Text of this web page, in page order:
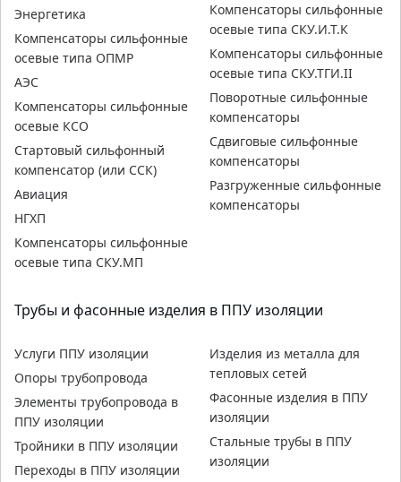
Энергетика
Компенсаторы сильфонные
осевые типа ОПМР
АЭС
Компенсаторы сильфонные
осевые КСО
Стартовый сильфонный
компенсатор (или ССК)
Авиация
НГХП
Компенсаторы сильфонные
осевые типа СКУ.МП
Компенсаторы сильфонные
осевые типа СКУ.И.Т.К
Компенсаторы сильфонные
осевые типа СКУ.ТГИ.II
Поворотные сильфонные
компенсаторы
Сдвиговые сильфонные
компенсаторы
Разгруженные сильфонные
компенсаторы
Трубы и фасонные изделия в ППУ изоляции
Услуги ППУ изоляции
Опоры трубопровода
Элементы трубопровода в
ППУ изоляции
Тройники в ППУ изоляции
Переходы в ППУ изоляции
Изделия из металла для
тепловых сетей
Фасонные изделия в ППУ
изоляции
Стальные трубы в ППУ
изоляции